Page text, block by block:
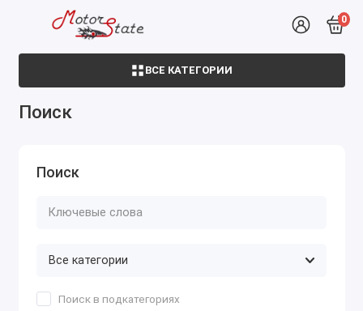
0
ВСЕ КАТЕГОРИИ
Поиск
Поиск
Поиск в подкатегориях